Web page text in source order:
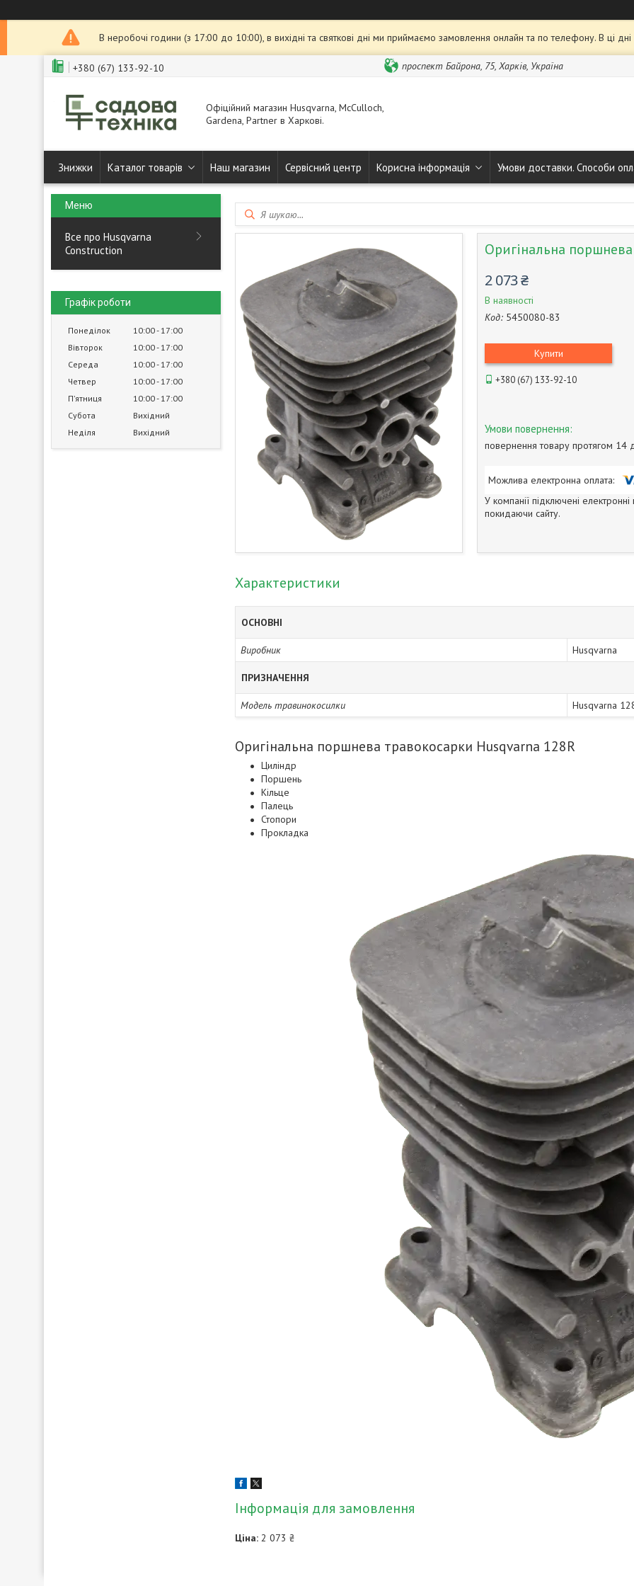
В неробочі години (з 17:00 до 10:00), в вихідні та святкові дні ми приймаємо замовлення онлайн та по телефону. В ці
+380 (67) 133-92-10 проспект Байрона, 75, Харків, Україна
Офіційний магазин Husqvarna, McCulloch,
Gardena, Partner в Харкові.
Знижки Каталог товарів Наш магазин Сервісний центр Корисна інформація Умови доставки. Способи
Все про Husqvarna
Construction
Графік роботи
Понеділок 10:00 17:00
Вівторок
10:00 17:00
Середа
10:00 17:00
Четвер
10:00 17:00
Пʼятниця
10:00 17:00
Субота
Вихідний
Неділя
Вихідний
Оригінальна
2 073 ₴
В наявності
Код: 5450080-83
Купити
+380 (67) 133-92-10
повернення товару протягом 14
У компанії підключені
покидаючи сайту.
Характеристики
ОСНОВНІ
Виробник Husqvarna
ПРИЗНАЧЕННЯ
Модель травинокосилки Husqvarna
Оригінальна поршнева травокосарки Husqvarna 128R
Циліндр
Поршень
Кільце
Палець
Стопори
Прокладка
Інформація для замовлення
Ціна: 2 073 ₴